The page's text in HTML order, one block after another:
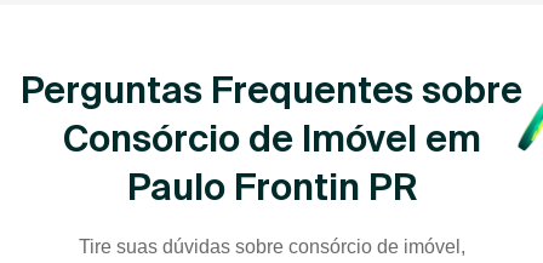
Perguntas Frequentes sobre
Consórcio de Imóvel em
Paulo Frontin PR
Tire suas dúvidas sobre consórcio de imóvel,